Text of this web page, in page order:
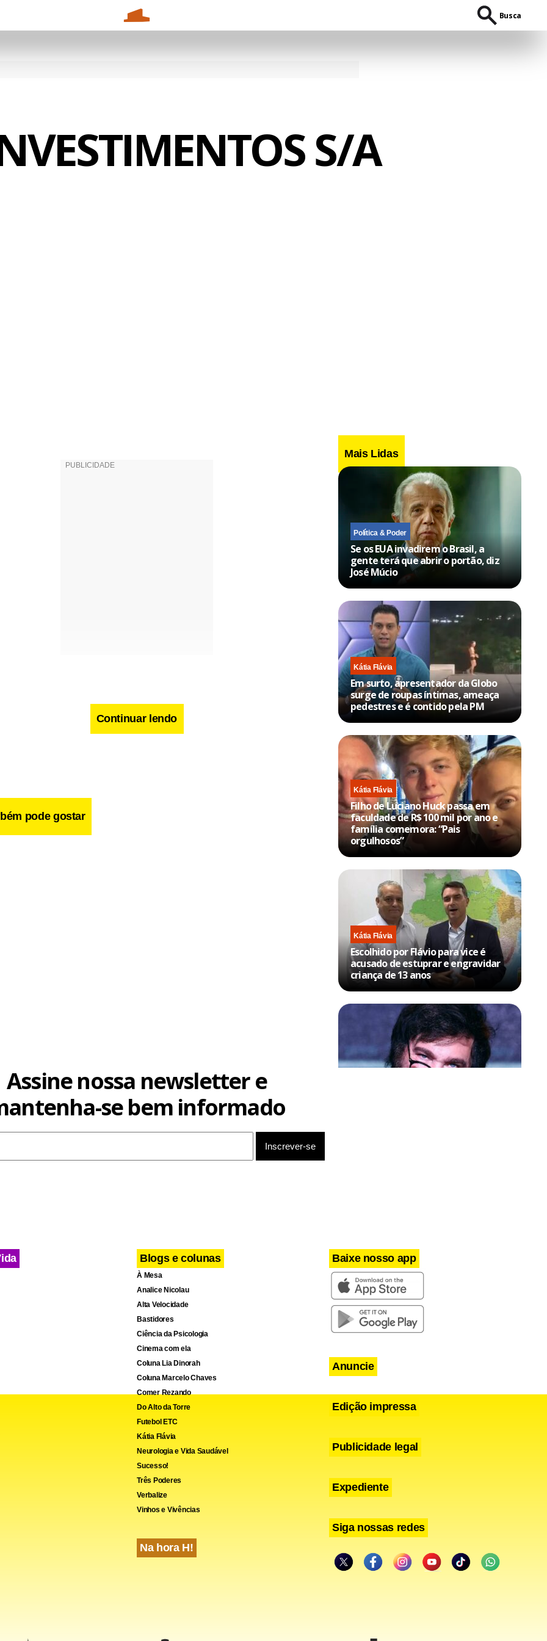
Busca
S/A
Continuar lendo
pode gostar
Mais Lidas
Política & Poder
Se os EUA invadirem o Brasil, a
gente terá que abrir o portão, diz
José Múcio
Kátia Flávia
Em surto, apresentador da Globo
surge de roupas íntimas, ameaça
pedestres e é contido pela PM
Kátia Flávia
Filho de Luciano Huck passa em
faculdade de R$ 100 mil por ano e
família comemora: “Pais
orgulhosos”
Kátia Flávia
Escolhido por Flávio para vice é
acusado de estuprar e engravidar
criança de 13 anos
Assine nossa newsletter e
se bem informado
Blogs e colunas
À Mesa
Analice Nicolau
Alta Velocidade
Bastidores
Ciência da Psicologia
Cinema com ela
Coluna Lia Dinorah
Coluna Marcelo Chaves
Comer Rezando
Do Alto da Torre
Futebol ETC
Kátia Flávia
Neurologia e Vida Saudável
Sucesso!
Três Poderes
Verbalize
Vinhos e Vivências
Na hora H!
Baixe nosso app
Anuncie
Edição impressa
Publicidade legal
Expediente
Siga nossas redes